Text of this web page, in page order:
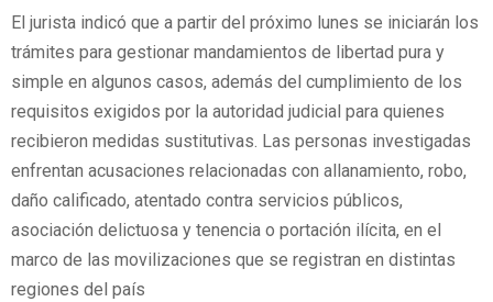
El jurista indicó que a partir del próximo lunes se iniciarán los
trámites para gestionar mandamientos de libertad pura y
simple en algunos casos, además del cumplimiento de los
requisitos exigidos por la autoridad judicial para quienes
recibieron medidas sustitutivas. Las personas investigadas
enfrentan acusaciones relacionadas con allanamiento, robo,
daño calificado, atentado contra servicios públicos,
asociación delictuosa y tenencia o portación ilícita, en el
marco de las movilizaciones que se registran en distintas
regiones del país